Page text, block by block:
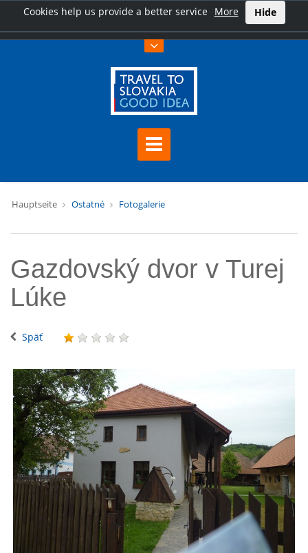
Cookies help us provide a better service More Hide
Hauptseite Ostatné Fotogalerie
Gazdovský dvor v Turej
Lúke
Späť